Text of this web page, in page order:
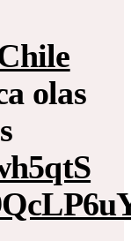
olas